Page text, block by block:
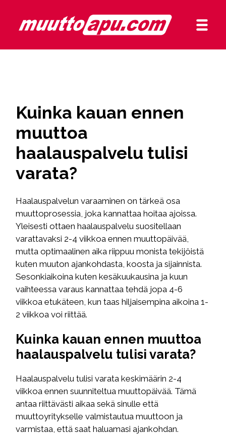
Kuinka kauan ennen
muuttoa
haalauspalvelu tulisi
varata?
Haalauspalvelun varaaminen on tärkeä osa
muuttoprosessia, joka kannattaa hoitaa ajoissa.
Yleisesti ottaen haalauspalvelu suositellaan
varattavaksi 2-4 viikkoa ennen muuttopäivää,
mutta optimaalinen aika riippuu monista tekijöistä
kuten muuton ajankohdasta, koosta ja sijainnista.
Sesonkiaikoina kuten kesäkuukausina ja kuun
vaihteessa varaus kannattaa tehdä jopa 4-6
viikkoa etukäteen, kun taas hiljaisempina aikoina 1-
2 viikkoa voi riittää.
Kuinka kauan ennen muuttoa
haalauspalvelu tulisi varata?
Haalauspalvelu tulisi varata keskimäärin 2-4
viikkoa ennen suunniteltua muuttopäivää. Tämä
antaa riittävästi aikaa sekä sinulle että
muuttoyritykselle valmistautua muuttoon ja
varmistaa, että saat haluamasi ajankohdan.